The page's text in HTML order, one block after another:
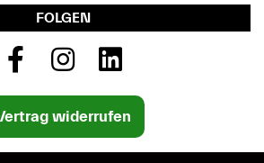
FOLGEN
widerrufen